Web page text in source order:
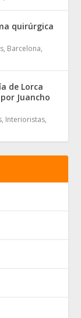
quirúrgica
, Barcelona,
de Lorca
Juancho
, Interioristas,